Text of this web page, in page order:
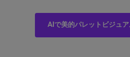
AIで美的パレットビジュ